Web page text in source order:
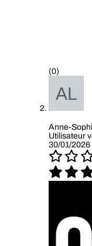
(0)
Anne-
Utilisateur
30/01/2026